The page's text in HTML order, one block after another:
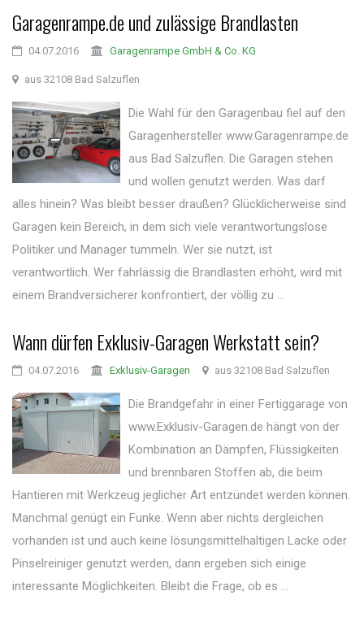
Garagenrampe.de und zulässige Brandlasten
04.07.2016 Garagenrampe GmbH & Co. KG
aus 32108 Bad Salzuflen
Die Wahl für den Garagenbau fiel auf den
Garagenhersteller www.Garagenrampe.de
aus Bad Salzuflen. Die Garagen stehen
und wollen genutzt werden. Was darf
alles hinein? Was bleibt besser draußen? Glücklicherweise sind
Garagen kein Bereich, in dem sich viele verantwortungslose
Politiker und Manager tummeln. Wer sie nutzt, ist
verantwortlich. Wer fahrlässig die Brandlasten erhöht, wird mit
einem Brandversicherer konfrontiert, der völlig zu ...
Wann dürfen Exklusiv-Garagen Werkstatt sein?
04.07.2016 Exklusiv-Garagen aus 32108 Bad Salzuflen
Die Brandgefahr in einer Fertiggarage von
www.Exklusiv-Garagen.de hängt von der
Kombination an Dämpfen, Flüssigkeiten
und brennbaren Stoffen ab, die beim
Hantieren mit Werkzeug jeglicher Art entzündet werden können.
Manchmal genügt ein Funke. Wenn aber nichts dergleichen
vorhanden ist und auch keine lösungsmittelhaltigen Lacke oder
Pinselreiniger genutzt werden, dann ergeben sich einige
interessante Möglichkeiten. Bleibt die Frage, ob es ...